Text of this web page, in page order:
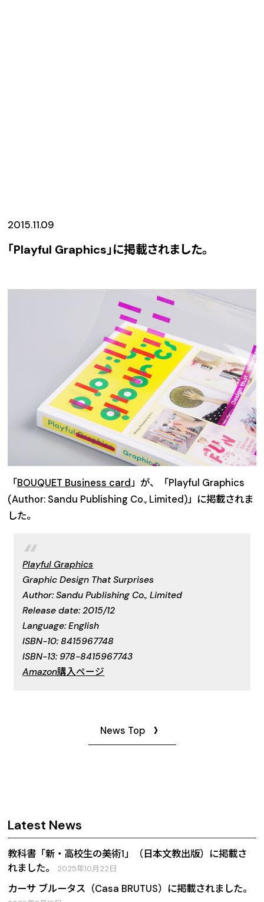
2015.11.09
「Playful Graphics」に掲載されました。
「BOUQUET Business card」が、「Playful Graphics
(Author: Sandu Publishing Co., Limited)」に掲載されま
した。
Playful Graphics
Graphic Design That Surprises
Author: Sandu Publishing Co., Limited
Release date: 2015/12
Language: English
ISBN-10: 8415967748
ISBN-13: 978-8415967743
Amazon購入ページ
News Top
Latest News
教科書「新・高校生の美術1」（日本文教出版）に掲載さ
れました。
2025年10月22日
カーサ ブルータス（Casa BRUTUS）に掲載されました。